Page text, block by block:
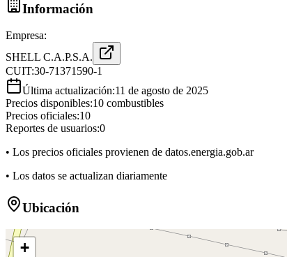
Información
Empresa:
SHELL C.A.P.S.A.
CUIT:30-71371590-1
Última actualización:11 de agosto de 2025
Precios disponibles:10 combustibles
Precios oficiales:10
Reportes de usuarios:0
• Los precios oficiales provienen de datos.energia.gob.ar
• Los datos se actualizan diariamente
Ubicación
+